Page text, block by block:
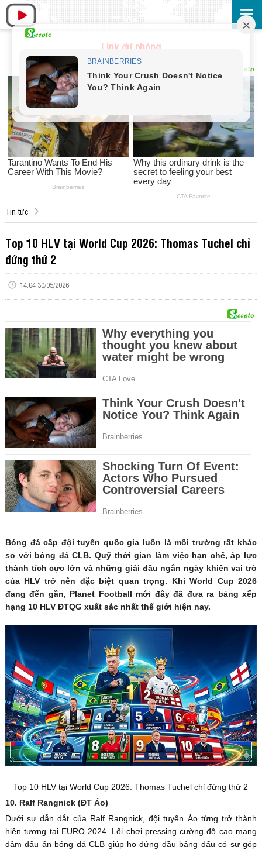
Link dự phòng
Tin tức
Top 10 HLV tại World Cup 2026: Thomas Tuchel chỉ
đứng thứ 2
14:04 30/05/2026
Bóng đá cấp đội tuyển quốc gia luôn là môi trường rất khác
so với bóng đá CLB. Quỹ thời gian làm việc hạn chế, áp lực
thành tích cực lớn và những giải đấu ngắn ngày khiến vai trò
của HLV trở nên đặc biệt quan trọng. Khi World Cup 2026
đang đến gần, Planet Football mới đây đã đưa ra bảng xếp
hạng 10 HLV ĐTQG xuất sắc nhất thế giới hiện nay.
Top 10 HLV tại World Cup 2026: Thomas Tuchel chỉ đứng thứ 2
10. Ralf Rangnick (ĐT Áo)
Dưới sự dẫn dắt của Ralf Rangnick, đội tuyển Áo từng trở thành
hiện tượng tại EURO 2024. Lối chơi pressing cường độ cao mang
đậm dấu ấn bóng đá CLB giúp họ đứng đầu bảng đấu có sự góp